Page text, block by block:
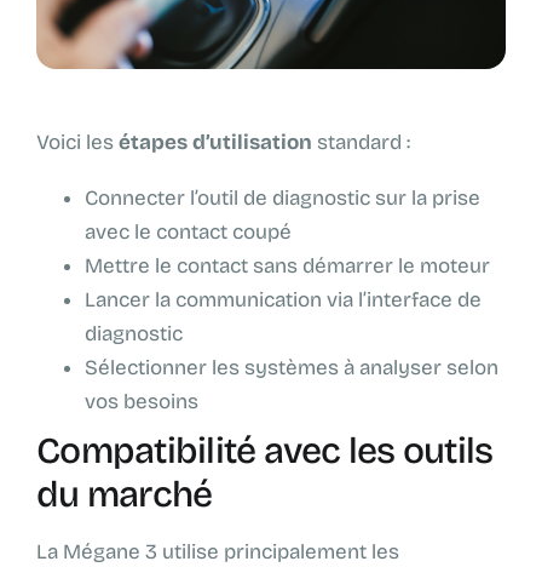
Voici lesétapes d’utilisation standard :
Connecter l’outil de diagnostic sur la prise
avec le contact coupé
Mettre le contact sans démarrer le moteur
Lancer la communication via l’interface de
diagnostic
Sélectionner les systèmes à analyser selon
vos besoins
Compatibilité avec les outils
du marché
La Mégane 3 utilise principalement les